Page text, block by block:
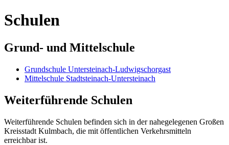
Schulen
Grund- und Mittelschule
Grundschule Untersteinach-Ludwigschorgast
Mittelschule Stadtsteinach-Untersteinach
Weiterführende Schulen
Weiterführende Schulen befinden sich in der nahegelegenen Großen
Kreisstadt Kulmbach, die mit öffentlichen Verkehrsmitteln
erreichbar ist.